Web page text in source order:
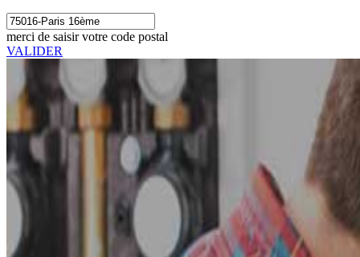
merci de saisir votre code postal
VALIDER